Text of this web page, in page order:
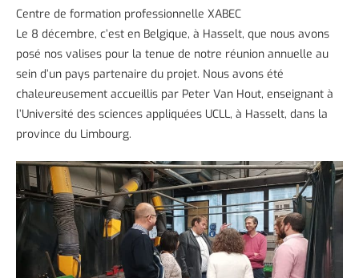
Centre de formation professionnelle XABEC
Le 8 décembre, c’est en Belgique, à Hasselt, que nous avons
posé nos valises pour la tenue de notre réunion annuelle au
sein d’un pays partenaire du projet. Nous avons été
chaleureusement accueillis par Peter Van Hout, enseignant à
l’Université des sciences appliquées UCLL, à Hasselt, dans la
province du Limbourg.